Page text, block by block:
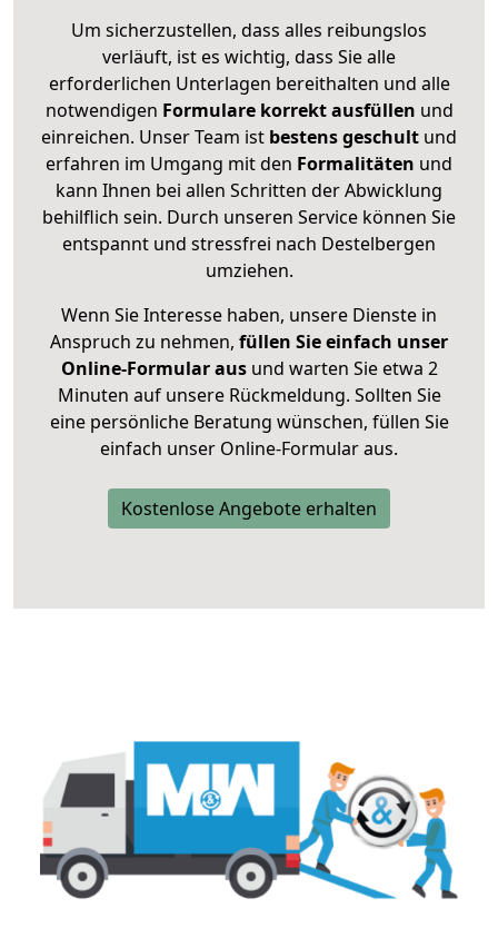
Um sicherzustellen, dass alles reibungslos
verläuft, ist es wichtig, dass Sie alle
erforderlichen Unterlagen bereithalten und alle
notwendigen Formulare korrekt ausfüllen und
einreichen. Unser Team ist bestens geschult und
erfahren im Umgang mit den Formalitäten und
kann Ihnen bei allen Schritten der Abwicklung
behilflich sein. Durch unseren Service können Sie
entspannt und stressfrei nach Destelbergen
umziehen.
Wenn Sie Interesse haben, unsere Dienste in
Anspruch zu nehmen, füllen Sie einfach unser
Online-Formular ausund warten Sie etwa 2
Minuten auf unsere Rückmeldung. Sollten Sie
eine persönliche Beratung wünschen, füllen Sie
einfach unser Online-Formular aus.
Kostenlose Angebote erhalten